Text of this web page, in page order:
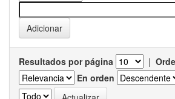
Resultados por página |
En orden